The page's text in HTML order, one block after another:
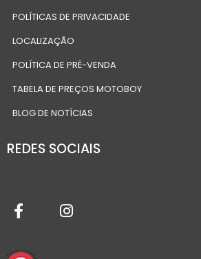
POLÍTICAS DE PRIVACIDADE
LOCALIZAÇÃO
POLÍTICA DE PRÉ-VENDA
TABELA DE PREÇOS MOTOBOY
BLOG DE NOTÍCIAS
REDES SOCIAIS